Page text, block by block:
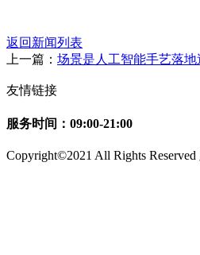
返回新闻列表
上一篇： 场景是人工智能手艺落
友情链接
服务时间：09:00-21:00
Copyright©2021 All Rights